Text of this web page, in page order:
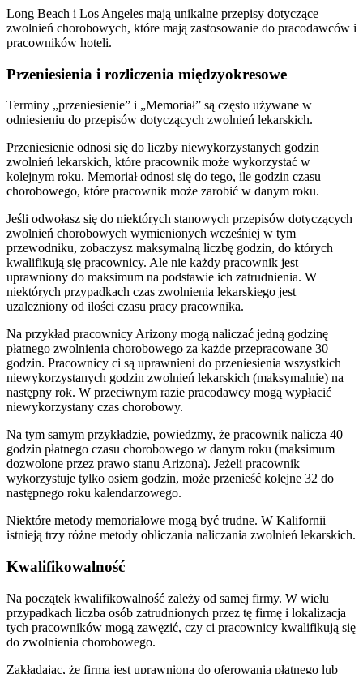
Long Beach i Los Angeles mają unikalne przepisy dotyczące
zwolnień chorobowych, które mają zastosowanie do pracodawców i
pracowników hoteli.
Przeniesienia i rozliczenia międzyokresowe
Terminy „przeniesienie” i „Memoriał” są często używane w
odniesieniu do przepisów dotyczących zwolnień lekarskich.
Przeniesienie odnosi się do liczby niewykorzystanych godzin
zwolnień lekarskich, które pracownik może wykorzystać w
kolejnym roku. Memoriał odnosi się do tego, ile godzin czasu
chorobowego, które pracownik może zarobić w danym roku.
Jeśli odwołasz się do niektórych stanowych przepisów dotyczących
zwolnień chorobowych wymienionych wcześniej w tym
przewodniku, zobaczysz maksymalną liczbę godzin, do których
kwalifikują się pracownicy. Ale nie każdy pracownik jest
uprawniony do maksimum na podstawie ich zatrudnienia. W
niektórych przypadkach czas zwolnienia lekarskiego jest
uzależniony od ilości czasu pracy pracownika.
Na przykład pracownicy Arizony mogą naliczać jedną godzinę
płatnego zwolnienia chorobowego za każde przepracowane 30
godzin. Pracownicy ci są uprawnieni do przeniesienia wszystkich
niewykorzystanych godzin zwolnień lekarskich (maksymalnie) na
następny rok. W przeciwnym razie pracodawcy mogą wypłacić
niewykorzystany czas chorobowy.
Na tym samym przykładzie, powiedzmy, że pracownik nalicza 40
godzin płatnego czasu chorobowego w danym roku (maksimum
dozwolone przez prawo stanu Arizona). Jeżeli pracownik
wykorzystuje tylko osiem godzin, może przenieść kolejne 32 do
następnego roku kalendarzowego.
Niektóre metody memoriałowe mogą być trudne. W Kalifornii
istnieją trzy różne metody obliczania naliczania zwolnień lekarskich.
Kwalifikowalność
Na początek kwalifikowalność zależy od samej firmy. W wielu
przypadkach liczba osób zatrudnionych przez tę firmę i lokalizacja
tych pracowników mogą zawęzić, czy ci pracownicy kwalifikują się
do zwolnienia chorobowego.
Zakładając, że firma jest uprawniona do oferowania płatnego lub